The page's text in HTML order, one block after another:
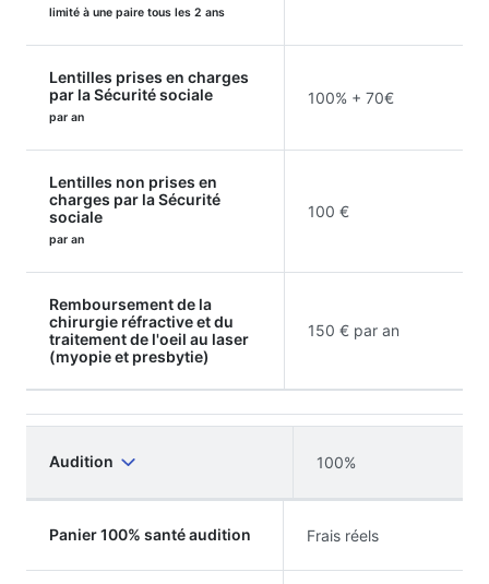
limité à une paire tous les 2 ans
Lentilles prises en charges
par la Sécurité sociale
par an
100% + 70€
Lentilles non prises en
charges par la Sécurité
sociale
par an
100 €
Remboursement de la
chirurgie réfractive et du
traitement de l'oeil au laser
(myopie et presbytie)
150 € par an
Audition 100%
Panier 100% santé audition Frais réels